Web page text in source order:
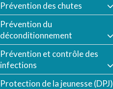
Prévention des chutes
Prévention du
déconditionnement
Prévention et contrôle des
infections
Protection de la jeunesse (DPJ)